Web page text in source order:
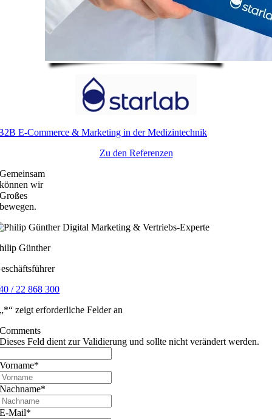
E-Commerce & Marketing in der Medizintechnik
Zu den Referenzen
Gemeinsam
können wir
Großes
bewegen.
Günther
/ 22 868 300
„*“ zeigt erforderliche Felder an
Comments
Dieses Feld dient zur Validierung und sollte nicht verändert werden.
Vorname*
Nachname*
E-Mail*